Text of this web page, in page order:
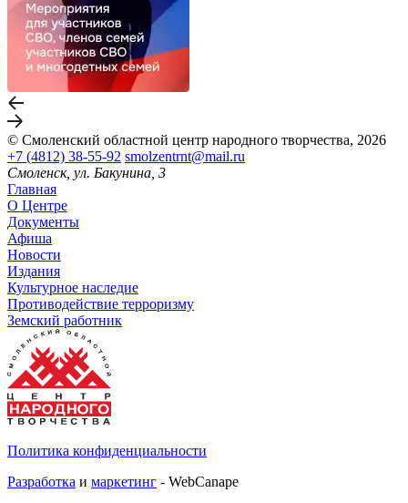
© Смоленский областной центр народного творчества, 2026
+7 (4812) 38-55-92 smolzentrnt@mail.ru
Смоленск, ул. Бакунина, 3
Главная
О Центре
Документы
Афиша
Новости
Издания
Культурное наследие
Противодействие терроризму
Земский работник
Политика конфиденциальности
Разработка и маркетинг - WebCanape